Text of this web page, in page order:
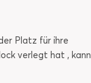
Platz für ihre
verlegt hat , kann